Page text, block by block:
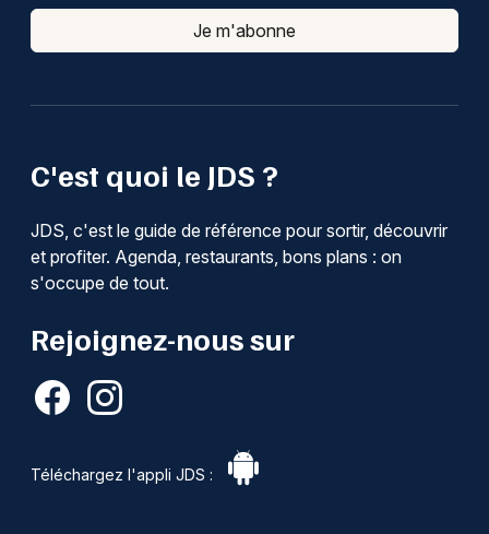
C'est quoi le JDS ?
JDS, c'est le guide de référence pour sortir, découvrir
et profiter. Agenda, restaurants, bons plans : on
s'occupe de tout.
Rejoignez-nous sur
Téléchargez l'appli JDS :
Je m'abonne